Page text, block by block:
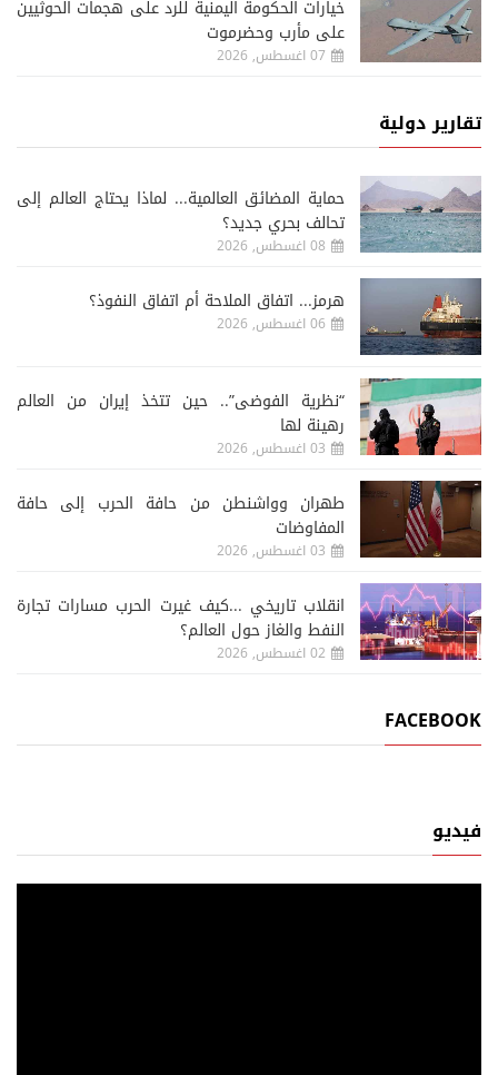
خيارات الحكومة اليمنية للرد على هجمات الحوثيين
على مأرب وحضرموت
07 اغسطس, 2026
تقارير دولية
حماية المضائق العالمية... لماذا يحتاج العالم إلى
تحالف بحري جديد؟
08 اغسطس, 2026
هرمز... اتفاق الملاحة أم اتفاق النفوذ؟
06 اغسطس, 2026
“نظرية الفوضى”.. حين تتخذ إيران من العالم
رهينة لها
03 اغسطس, 2026
طهران وواشنطن من حافة الحرب إلى حافة
المفاوضات
03 اغسطس, 2026
انقلاب تاريخي ...كيف غيرت الحرب مسارات تجارة
النفط والغاز حول العالم؟
02 اغسطس, 2026
FACEBOOK
فيديو